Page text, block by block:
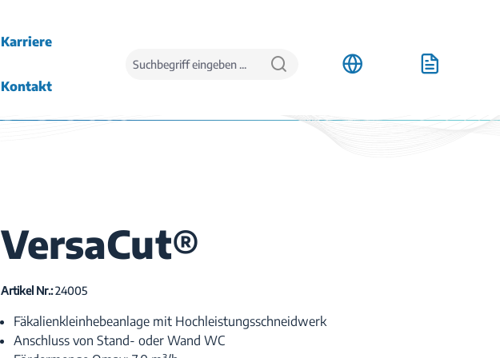
Karriere
Kontakt
VersaCut®
Artikel Nr.:24005
Fäkalienkleinhebeanlage mit Hochleistungsschneidwerk
Anschluss von Stand- oder Wand WC